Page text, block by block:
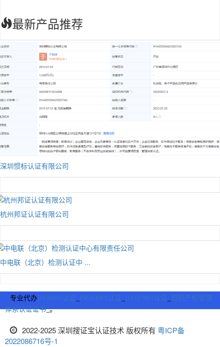
最新产品推荐
深圳惯标认证有限公司
杭州邦证认证有限公司
中电联（北京）检测认证中 ...
专业代办ISO9001认证 ISO14001认证 ISO27001认证 知识产权管理
体系认证证书_。
2022-2025 深圳搜证宝认证技术 版权所有 粤ICP备
2022086716号-1